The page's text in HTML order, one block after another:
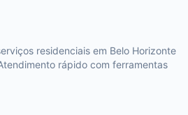
residenciais em Belo Horizonte
rápido com ferramentas